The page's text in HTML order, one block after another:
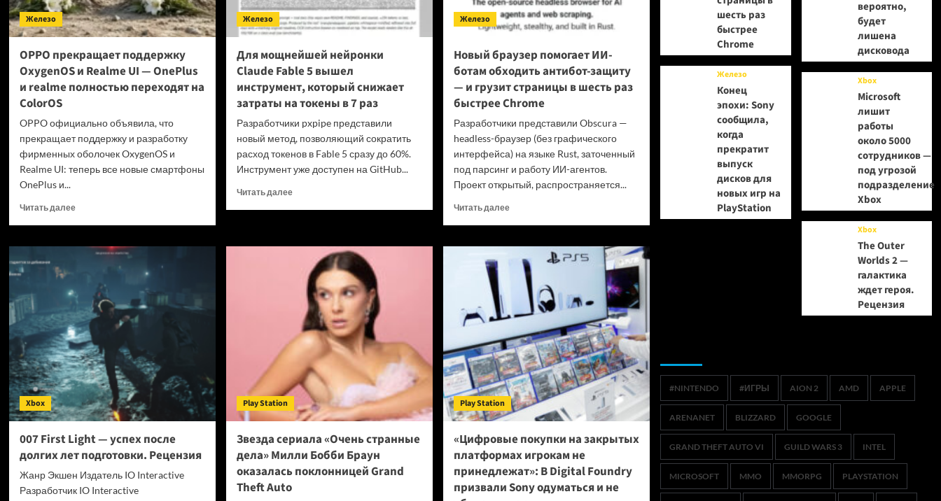
Железо
OPPO прекращает поддержку
OxygenOS и Realme UI — OnePlus
и realme полностью переходят на
ColorOS
OPPO официально объявила, что
прекращает поддержку и разработку
фирменных оболочек OxygenOS и
Realme UI: теперь все новые смартфоны
OnePlus и...
Читать далееПрочитать
OPPO
поддержку
OxygenOS
и
Realme
UI
—
OnePlus
и
realme
полностью
переходят
на
ColorOS
Железо
Для мощнейшей нейронки
Claude Fable 5 вышел
инструмент, который снижает
затраты на токены в 7 раз
Разработчики pxpipe представили
новый метод, позволяющий сократить
расход токенов в Fable 5 сразу до 60%.
Инструмент уже доступен на GitHub...
Читать далееПрочитать
нейронки
Claude
Fable
вышел
инструмент,
который
снижает
затраты
на
токены
7
Железо
Новый браузер помогает ИИ-
ботам обходить антибот-защиту
— и грузит страницы в шесть раз
быстрее Chrome
Разработчики представили Obscura —
headless-браузер (без графического
интерфейса) на языке Rust, заточенный
под парсинг и работу ИИ-агентов.
Проект открытый, распространяется...
Читать далееПрочитать
Новый
браузер
помогает
ботам
обходить
защиту
—
и
грузит
страницы
в
шесть
быстрее
Chrome
Xbox
007 First Light — успех после
долгих лет подготовки. Рецензия
Жанр Экшен Издатель IO Interactive
Разработчик IO Interactive
Play Station
Звезда сериала «Очень странные
дела» Милли Бобби Браун
оказалась поклонницей Grand
Theft Auto
Play Station
«Цифровые покупки на закрытых
платформах игрокам не
принедлежат»: В Digital Foundry
призвали Sony одуматься и не
шесть раз
быстрее
Chrome
Железо
Конец
эпохи: Sony
сообщила,
когда
прекратит
выпуск
дисков для
новых игр на
PlayStation
вероятно,
будет
лишена
дисковода
Xbox
Microsoft
лишит
работы
около 5000
сотрудников —
под угрозой
подразделение
Xbox
Xbox
The Outer
Worlds 2 —
галактика
ждет героя.
Рецензия
#NINTENDO #ИГРЫ AION 2 AMD APPLE
ARENANET BLIZZARD GOOGLE
GRAND THEFT AUTO VI GUILD WARS 3 INTEL
MICROSOFT MMO MMORPG PLAYSTATION